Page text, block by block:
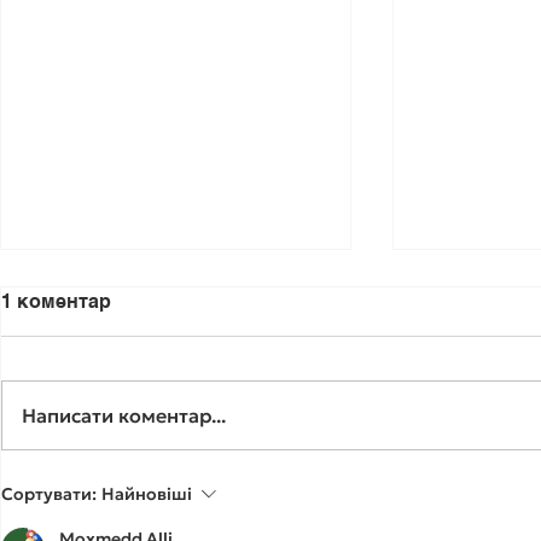
🟢«У вас серйозний
1 коментар
Написати коментар...
Сортувати: Найновіші